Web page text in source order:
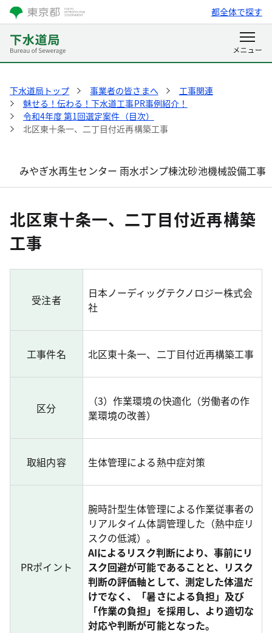
都全体で探す
下水道局トップ 事業者の皆さまへ
工事関連
魅せる！伝わる！下水道工事PR事例紹介！
令和4年度 第1回選定案件（目次）
北区東十条一、二丁目付近再構築工事
みやぎ水再生センター 雨水ポンプ棟沈砂池機械設備工事
北区東十条一、二丁目付近再構築
工事
受注者
日本ノーディッグテクノロジー株式会
社
工事件名 北区東十条一、二丁目付近再構築工事
区分
（3）作業環境の快適化（労働者の作
業環境の改善）
取組内容 生体管理による熱中症対策
PRポイント
腕時計型生体管理による作業従事者の
リアルタイム体調管理した（熱中症リ
スクの低減）。
AIによるリスク判断により、事前にリ
スク回避が可能であることと、リスク
判断の評価軸として、測定した体温だ
けでなく、「暑さによる負担」及び
「作業の負担」を採用し、より適切な
対応や判断が可能となった。